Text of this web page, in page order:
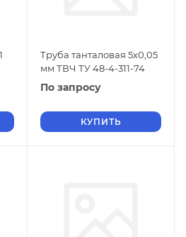
Труба танталовая 5х0,05
мм ТВЧ ТУ 48-4-311-74
По запросу
КУПИТЬ